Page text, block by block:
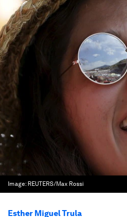
Image: REUTERS/Max Rossi
Esther Miguel Trula